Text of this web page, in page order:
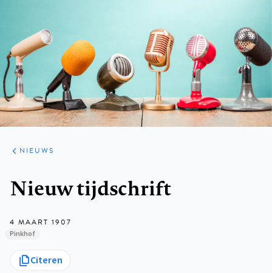
ARTIKELEN
HET
KORT
NIEUWS
Nieuw tijdschrift
4 MAART 1907
Pinkhof
Citeren